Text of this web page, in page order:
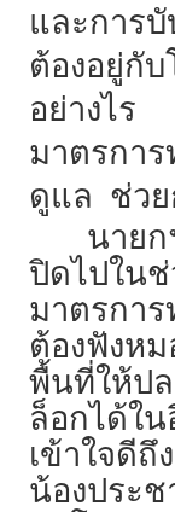
และการ
ต้องอยู่กั
อย่างไ
มาตรกา
ดูแล ช่วย
นาย
ปิดไปใ
มาตรกา
ต้องฟังห
พื้นที่ให้ป
ล็อกได้ใ
เข้าใจดีถึ
น้องประ